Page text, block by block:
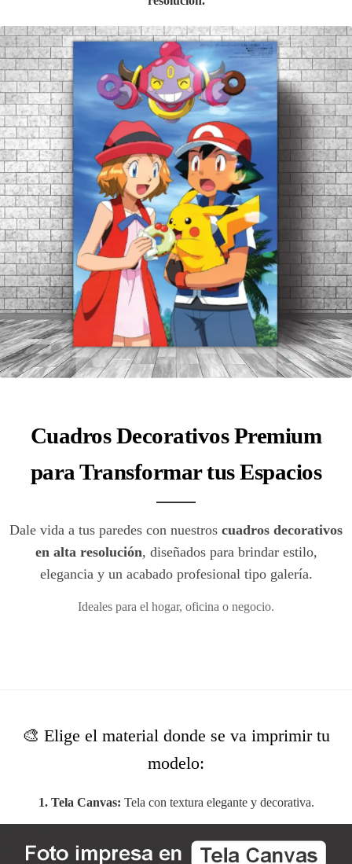
Cuadros Decorativos Premium
para Transformar tus Espacios
Dale vida a tus paredes con nuestros cuadros decorativos
en alta resolución, diseñados para brindar estilo,
elegancia y un acabado profesional tipo galería.
Ideales para el hogar, oficina o negocio.
🎨 Elige el material donde se va imprimir tu
modelo:
1. Tela Canvas: Tela con textura elegante y decorativa.